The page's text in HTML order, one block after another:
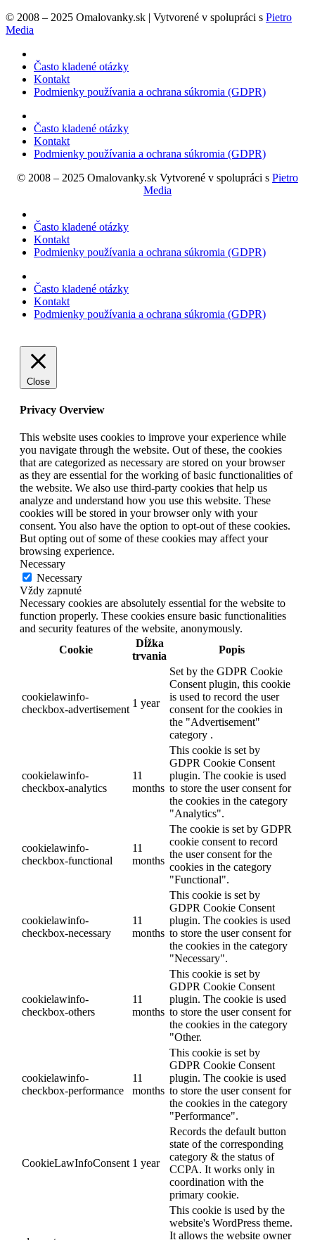
© 2008 – 2025 Omalovanky.sk | Vytvorené v spolupráci s Pietro
Media
Často kladené otázky
Kontakt
Podmienky používania a ochrana súkromia (GDPR)
Často kladené otázky
Kontakt
Podmienky používania a ochrana súkromia (GDPR)
© 2008 – 2025 Omalovanky.sk Vytvorené v spolupráci s Pietro
Media
Často kladené otázky
Kontakt
Podmienky používania a ochrana súkromia (GDPR)
Často kladené otázky
Kontakt
Podmienky používania a ochrana súkromia (GDPR)
Close
Privacy Overview
This website uses cookies to improve your experience while
you navigate through the website. Out of these, the cookies
that are categorized as necessary are stored on your browser
as they are essential for the working of basic functionalities of
the website. We also use third-party cookies that help us
analyze and understand how you use this website. These
cookies will be stored in your browser only with your
consent. You also have the option to opt-out of these cookies.
But opting out of some of these cookies may affect your
browsing experience.
Necessary
Necessary
Vždy zapnuté
Necessary cookies are absolutely essential for the website to
function properly. These cookies ensure basic functionalities
and security features of the website, anonymously.
Cookie
Dĺžka
trvania
Popis
cookielawinfo-
checkbox-advertisement
1 year
Set by the GDPR Cookie
Consent plugin, this cookie
is used to record the user
consent for the cookies in
the "Advertisement"
category .
cookielawinfo-
checkbox-analytics
11
months
This cookie is set by
GDPR Cookie Consent
plugin. The cookie is used
to store the user consent for
the cookies in the category
"Analytics".
cookielawinfo-
checkbox-functional
11
months
The cookie is set by GDPR
cookie consent to record
the user consent for the
cookies in the category
"Functional".
cookielawinfo-
checkbox-necessary
11
months
This cookie is set by
GDPR Cookie Consent
plugin. The cookies is used
to store the user consent for
the cookies in the category
"Necessary".
cookielawinfo-
checkbox-others
11
months
This cookie is set by
GDPR Cookie Consent
plugin. The cookie is used
to store the user consent for
the cookies in the category
"Other.
cookielawinfo-
checkbox-performance
11
months
This cookie is set by
GDPR Cookie Consent
plugin. The cookie is used
to store the user consent for
the cookies in the category
"Performance".
CookieLawInfoConsent 1 year
Records the default button
state of the corresponding
category & the status of
CCPA. It works only in
coordination with the
primary cookie.
This cookie is used by the
website's WordPress theme.
It allows the website owner